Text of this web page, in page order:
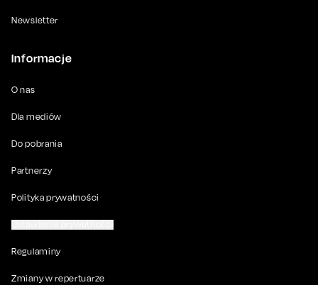
Newsletter
Informacje
O nas
Dla mediów
Do pobrania
Partnerzy
Polityka prywatności
Regulaminy
Zmiany w repertuarze